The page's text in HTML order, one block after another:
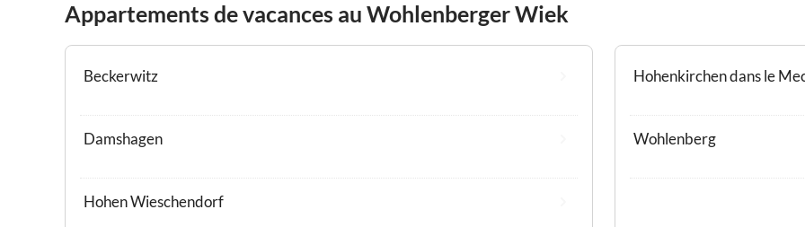
Appartements de vacances au Wohlenberger Wiek
Beckerwitz
Damshagen
Hohen Wieschendorf
Hohenkirchen dans le
Wohlenberg